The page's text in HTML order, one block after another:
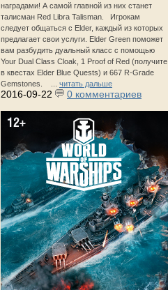
наградами! А самой главной из них станет
талисман Red Libra Talisman. Игрокам
следует общаться с Elder, каждый из которых
предлагает свои услуги. Elder Green поможет
вам разбудить дуальный класс с помощью
Your Dual Class Cloak, 1 Proof of Red (получите
в квестах Elder Blue Quests) и 667 R-Grade
Gemstones. ... читать дальше
2016-09-22 0 комментариев